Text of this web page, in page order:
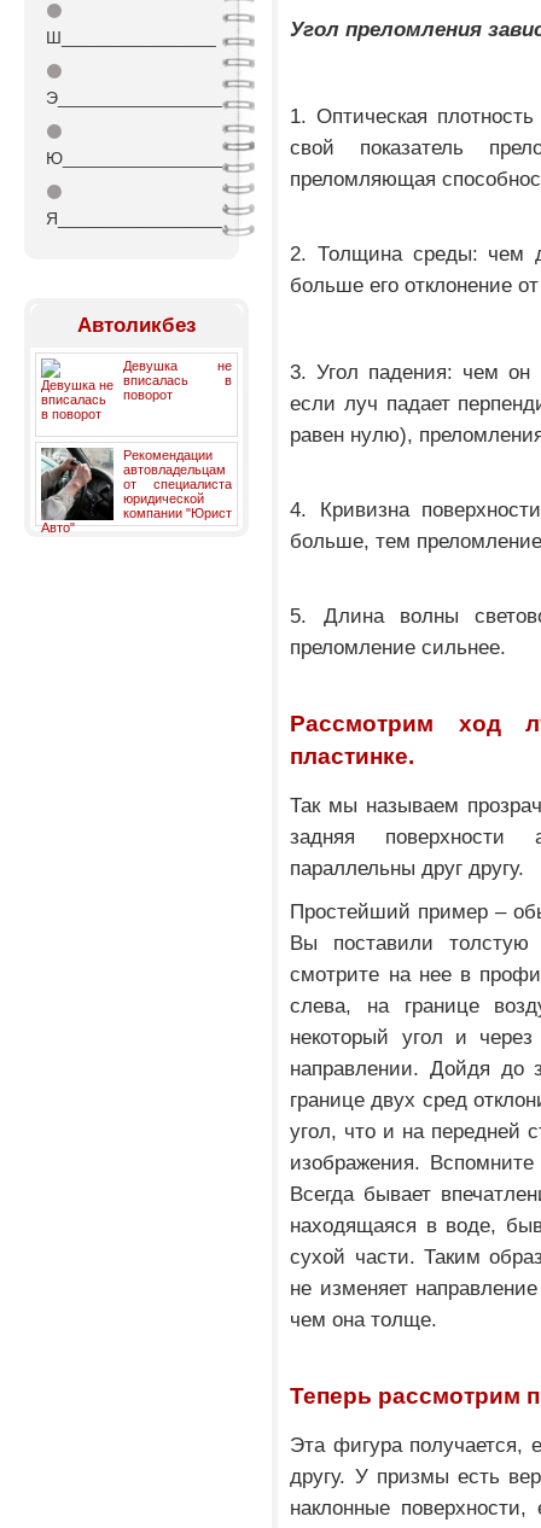
⚫
Ш________________
⚫
Э_________________
⚫
Ю_________________
⚫
Я_________________
Автоликбез
Девушка не
вписалась в
поворот
Рекомендации
автовладельцам
от специалиста
юридической
компании "Юрист
Авто"
Угол преломления
1. Оптическая
свой показатель
преломляющая
2. Толщина среды: чем
больше его отклонение
3. Угол падения: чем
если луч падает
равен нулю),
4. Кривизна
больше, тем
5. Длина волны
преломление сильнее.
Рассмотрим ход
пластинке.
Так мы называем
задняя
параллельны друг другу.
Простейший пример –
Вы поставили
смотрите на нее в
слева, на границе
некоторый угол и
направлении. Дойдя до
границе двух сред
угол, что и на передней
изображения.
Всегда бывает
находящаяся в воде,
сухой части. Таким
не изменяет
чем она толще.
Теперь рассмотрим
Эта фигура получается,
другу. У призмы есть
наклонные